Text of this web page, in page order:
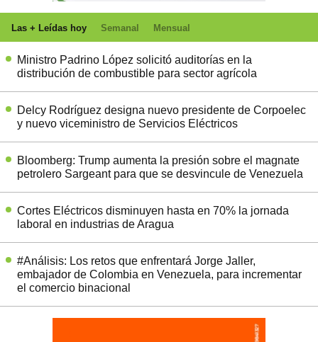
Las + Leídas hoy Semanal Mensual
Ministro Padrino López solicitó auditorías en la
distribución de combustible para sector agrícola
Delcy Rodríguez designa nuevo presidente de Corpoelec
y nuevo viceministro de Servicios Eléctricos
Bloomberg: Trump aumenta la presión sobre el magnate
petrolero Sargeant para que se desvincule de Venezuela
Cortes Eléctricos disminuyen hasta en 70% la jornada
laboral en industrias de Aragua
#Análisis: Los retos que enfrentará Jorge Jaller,
embajador de Colombia en Venezuela, para incrementar
el comercio binacional